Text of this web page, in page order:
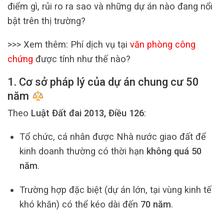
điểm gì, rủi ro ra sao và những dự án nào đang nổi
bật trên thị trường?
>>> Xem thêm: Phí dịch vụ tại văn phòng công
chứng được tính như thế nào?
1. Cơ sở pháp lý của dự án chung cư 50
năm
Theo Luật Đất đai 2013, Điều 126:
Tổ chức, cá nhân được Nhà nước giao đất để
kinh doanh thường có thời hạn không quá 50
năm.
Trường hợp đặc biệt (dự án lớn, tại vùng kinh tế
khó khăn) có thể kéo dài đến 70 năm.